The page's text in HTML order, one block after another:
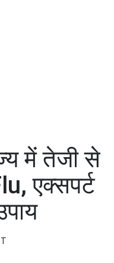
में तेजी से
एक्सपर्ट